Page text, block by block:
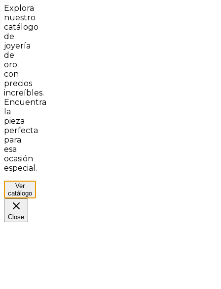
Explora
nuestro
catálogo
de
joyería
de
oro
con
precios
increíbles.
Encuentra
la
pieza
perfecta
para
esa
ocasión
especial.
Ver
catálogo
Close